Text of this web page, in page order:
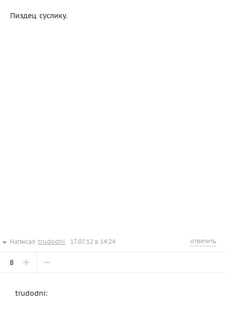
Пиздец суслику.
Написал trudodni 17.07.12 в 14:24 ответить
8
trudodni: